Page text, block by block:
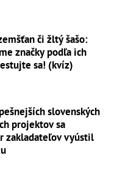
či žltý šašo:
značky podľa ich
sa! (kvíz)
slovenských
projektov sa
zakladateľov vyústil